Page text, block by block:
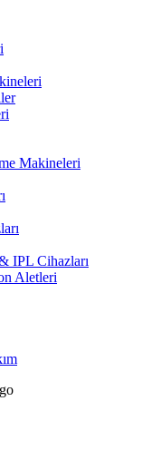
Makineleri
IPL Cihazları
Aletleri